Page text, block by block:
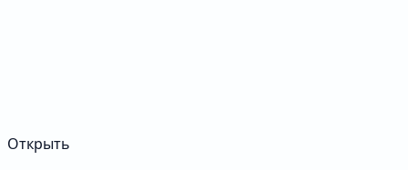
Открыть